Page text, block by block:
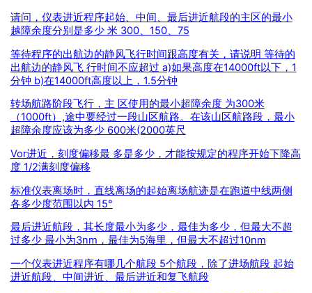
请问，仪表进近程序起始、中间、最后进近航段的主区的最小
越障余度分别是多少 米 300、150、75
等待程序的出航边的静风飞行时间跟高度有关，请说明 等待的
出航边的静风飞 行时间不应超过 a)如果高度在14000ft以下，1
分钟 b)在14000ft高度以上，1.5分钟
转场航路阶段飞行，主 区使用的最小超障余度 为300米
（1000ft）,途中要经过一段山区航路。在该山区航路段，最小
超障余度应该为多少 600米(2000英尺
Vor进近，刻度偏移最 多是多少，才能按规定的程序开始下降高
度 1/2满刻度偏移
标准仪表离场时，直线离场的起始离场航迹是在跑道中线两侧
各多少度范围以内 15°
最后进近航段，其长度最小为多少，最佳为多少，但最大不超
过多少 最小为3nm，最佳为5海里，但最大不超过10nm
一个仪表进近程序有哪几个航段 5个航段，除了进场航段 起始
进近航段、中间进近、最后进近和复飞航段